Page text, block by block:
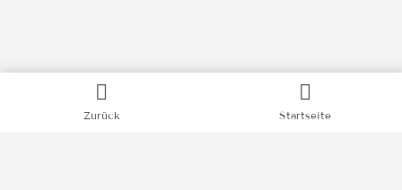
Zurück Startseite